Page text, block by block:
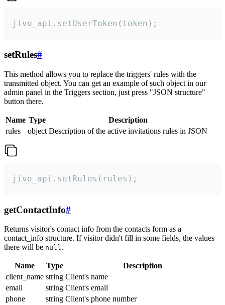
jivo_api.setUserToken(token);
setRules#
This method allows you to replace the triggers' rules with the
transmitted object. You can get an example of such object in our
admin panel in the Triggers section, just press "JSON structure"
button there.
Name Type
Description
rules
object Description of the active invitations rules in JSON
jivo_api.setRules(rules);
getContactInfo#
Returns visitor's contact info from the contacts form as a
contact_info structure. If visitor didn't fill in some fields, the values
there will be null.
Name Type
Description
client_name string Client's name
email
string Client's email
phone
string Client's phone number